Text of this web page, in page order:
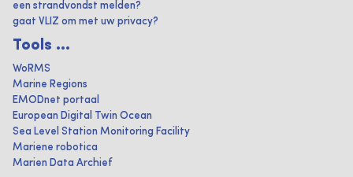
een strandvondst melden?
gaat VLIZ om met uw privacy?
Tools ...
WoRMS
Marine Regions
EMODnet portaal
European Digital Twin Ocean
Sea Level Station Monitoring Facility
Mariene robotica
Marien Data Archief